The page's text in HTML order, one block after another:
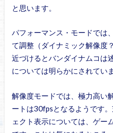
と思います。
パフォーマンス・モードでは
て調整（ダイナミック解像度
近づけるとバンダイナムコは
については明らかにされてい
解像度モードでは、極力高い
ートは30fpsとなるようです
ェクト表示については、ゲー